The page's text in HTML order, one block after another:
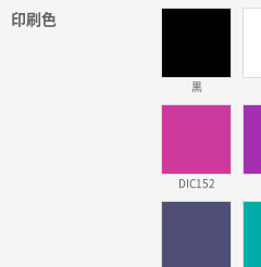
印刷色
黒
DIC152